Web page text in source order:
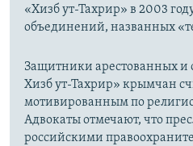
«Хизб ут-Тахрир» в 2003
объединений, названных
Защитники арестованных и
Хизб ут-Тахрир» крымчан
мотивированным по
Адвокаты отмечают, что
российскими